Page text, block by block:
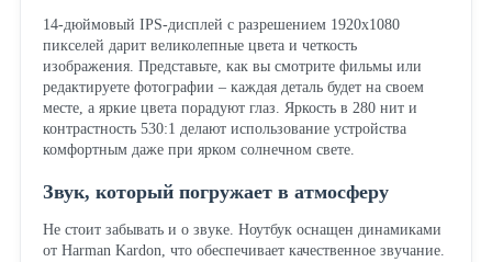
14-дюймовый IPS-дисплей с разрешением 1920x1080
пикселей дарит великолепные цвета и четкость
изображения. Представьте, как вы смотрите фильмы или
редактируете фотографии – каждая деталь будет на своем
месте, а яркие цвета порадуют глаз. Яркость в 280 нит и
контрастность 530:1 делают использование устройства
комфортным даже при ярком солнечном свете.
Звук, который погружает в атмосферу
Не стоит забывать и о звуке. Ноутбук оснащен динамиками
от Harman Kardon, что обеспечивает качественное звучание.